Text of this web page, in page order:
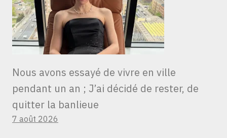
Nous avons essayé de vivre en ville
pendant un an ; J’ai décidé de rester, de
quitter la banlieue
7 août 2026